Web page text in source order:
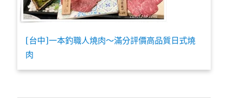
[台中]一本釣職人燒肉～滿分評價高品質日式燒
肉